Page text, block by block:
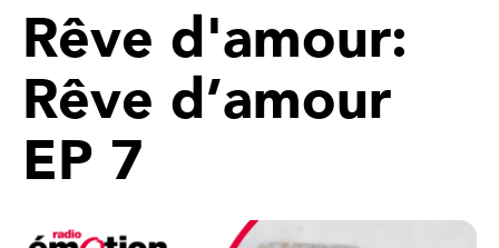
Rêve d'amour:
Rêve d’amour
EP 7